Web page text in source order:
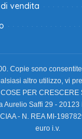
vendita
Copie sono
altro utilizzo, vi
COSE PER CRESCERE
Aurelio Saffi 29 - 20123
- N. REA MI-
euro i.v.